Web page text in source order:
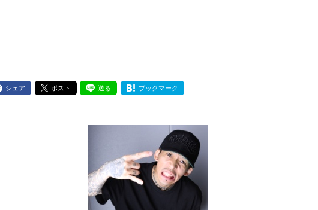
シェア ポスト 送る ブックマーク